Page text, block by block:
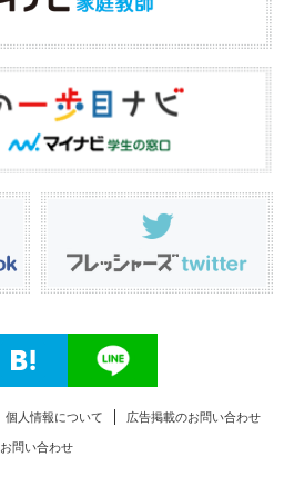
個人情報について 広告掲載のお問い合わせ
お問い合わせ